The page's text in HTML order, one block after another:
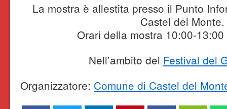
La mostra è allestita presso il Punto
Castel del Monte.
Orari della mostra 10:00-
Nell’ambito del Festival del
Organizzatore: Comune di Castel del